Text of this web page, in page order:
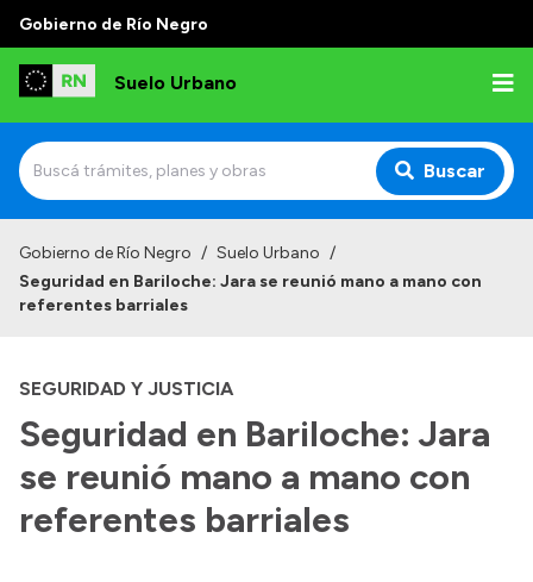
Gobierno de Río Negro
Suelo Urbano
Buscar
Gobierno de Río Negro / Suelo Urbano /
Seguridad en Bariloche: Jara se reunió mano a mano con
referentes barriales
SEGURIDAD Y JUSTICIA
Seguridad en Bariloche: Jara
se reunió mano a mano con
referentes barriales